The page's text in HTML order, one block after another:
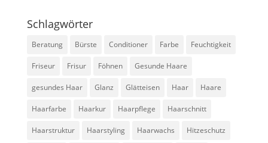
Schlagwörter
Beratung Bürste Conditioner Farbe Feuchtigkeit
Friseur Frisur Föhnen Gesunde Haare
gesundes Haar Glanz Glätteisen Haar Haare
Haarfarbe Haarkur Haarpflege Haarschnitt
Haarstruktur Haarstyling Haarwachs Hitzeschutz